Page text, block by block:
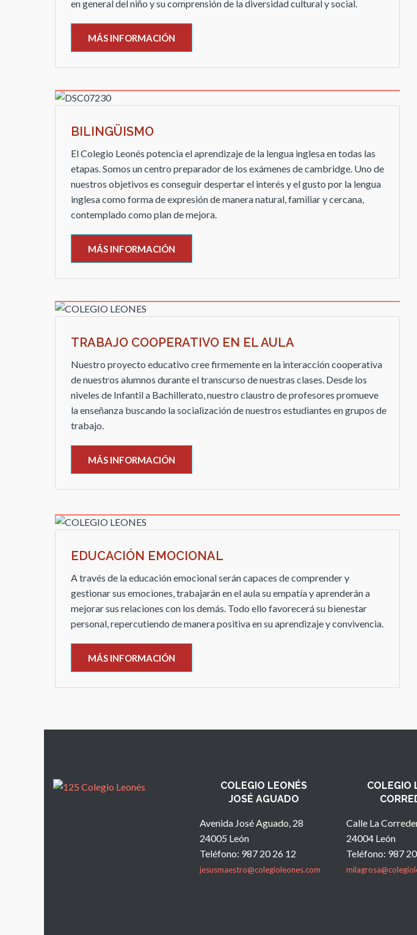
en general del niño y su comprensión de la diversidad cultural y social.
MÁS INFORMACIÓN
BILINGÜISMO
El Colegio Leonés potencia el aprendizaje de la lengua inglesa en todas las
etapas. Somos un centro preparador de los exámenes de cambridge. Uno de
nuestros objetivos es conseguir despertar el interés y el gusto por la lengua
inglesa como forma de expresión de manera natural, familiar y cercana,
contemplado como plan de mejora.
MÁS INFORMACIÓN
TRABAJO COOPERATIVO EN EL AULA
Nuestro proyecto educativo cree firmemente en la interacción cooperativa
de nuestros alumnos durante el transcurso de nuestras clases. Desde los
niveles de Infantil a Bachillerato, nuestro claustro de profesores promueve
la enseñanza buscando la socialización de nuestros estudiantes en grupos de
trabajo.
MÁS INFORMACIÓN
EDUCACIÓN EMOCIONAL
A través de la educación emocional serán capaces de comprender y
gestionar sus emociones, trabajarán en el aula su empatía y aprenderán a
mejorar sus relaciones con los demás. Todo ello favorecerá su bienestar
personal, repercutiendo de manera positiva en su aprendizaje y convivencia.
MÁS INFORMACIÓN
COLEGIO LEONÉS
JOSÉ AGUADO
Avenida José Aguado, 28
24005 León
Teléfono: 987 20 26 12
jesusmaestro@colegioleones.com
COLEGIO
Calle La
24004 León
Teléfono: 987